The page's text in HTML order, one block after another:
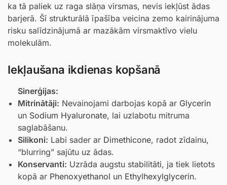
ka tā paliek uz raga slāņa virsmas, nevis iekļūst ādas
barjerā. Šī strukturālā īpašība veicina zemo kairinājuma
risku salīdzinājumā ar mazākām virsmaktīvo vielu
molekulām.
Iekļaušana ikdienas kopšanā
Sinerģijas:
Mitrinātāji: Nevainojami darbojas kopā ar Glycerin
un Sodium Hyaluronate, lai uzlabotu mitruma
saglabāšanu.
Silikoni: Labi sader ar Dimethicone, radot zīdainu,
“blurring” sajūtu uz ādas.
Konservanti: Uzrāda augstu stabilitāti, ja tiek lietots
kopā ar Phenoxyethanol un Ethylhexylglycerin.